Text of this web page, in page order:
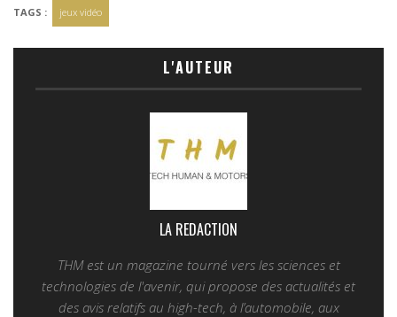
TAGS : jeux vidéo
L'AUTEUR
LA REDACTION
THM est un magazine tourné vers les sciences et
technologies de l'avenir, qui propose des actualités et
des avis relatifs au high-tech, à l’automobile, aux